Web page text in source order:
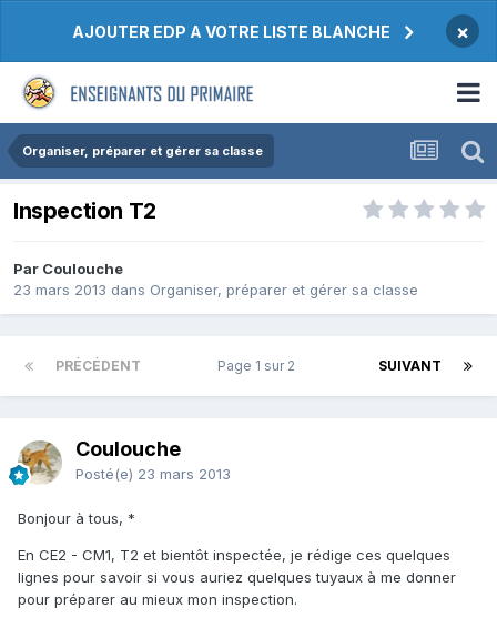
AJOUTER EDP A VOTRE LISTE BLANCHE ×
Organiser, préparer et gérer sa classe
Inspection T2
Par Coulouche
23 mars 2013 dans Organiser, préparer et gérer sa classe
PRÉCÉDENT SUIVANT
Page 1 sur 2
Coulouche
Posté(e) 23 mars 2013
Bonjour à tous, *
En CE2 - CM1, T2 et bientôt inspectée, je rédige ces quelques
lignes pour savoir si vous auriez quelques tuyaux à me donner
pour préparer au mieux mon inspection.